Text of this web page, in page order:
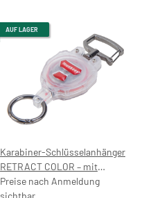
AUF LAGER
Karabiner-Schlüsselanhänger
RETRACT COLOR – mit
Preisaufdruck 9,99 €
Preise nach Anmeldung
sichtbar